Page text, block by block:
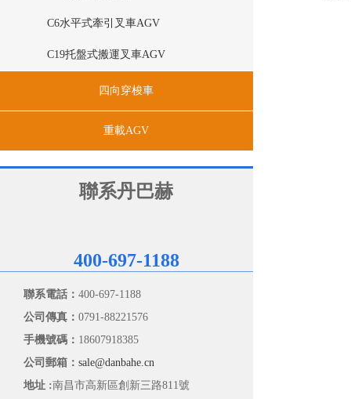
C6水平式牽引叉車AGV
C19托盤式搬運叉車AGV
四向穿梭車
重載AGV
聯系丹巴赫
400-697-1188
聯系電話： 400-697-1188
公司傳真： 0791-88221576
手機號碼： 18607918385
公司郵箱： sale@danbahe.cn
地址 :南昌市高新區創新三路811號